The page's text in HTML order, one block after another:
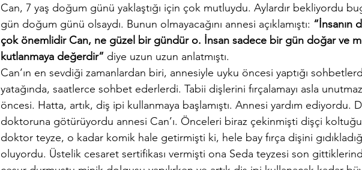
Can, 7 yaş doğum günü yaklaştığı için çok mutluydu. Aylardır bekliyordu
gün doğum günü olsaydı. Bunun olmayacağını annesi açıklamıştı: “İnsanın
çok önemlidir Can, ne güzel bir gündür o. İnsan sadece bir gün doğar ve
kutlanmaya değerdir” diye uzun uzun anlatmıştı.
Can’ın en sevdiği zamanlardan biri, annesiyle uyku öncesi yaptığı
yatağında, saatlerce sohbet ederlerdi. Tabii dişlerini fırçalamayı asla
öncesi. Hatta, artık, diş ipi kullanmaya başlamıştı. Annesi yardım ediyordu.
doktoruna götürüyordu annesi Can’ı. Önceleri biraz çekinmişti dişçi
doktor teyze, o kadar komik hale getirmişti ki, hele bay fırça dişini
oluyordu. Üstelik cesaret sertifikası vermişti ona Seda teyzesi son